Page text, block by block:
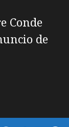
Conde
de